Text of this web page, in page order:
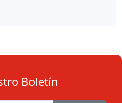
Boletín